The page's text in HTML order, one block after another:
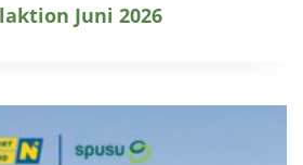
Juni 2026